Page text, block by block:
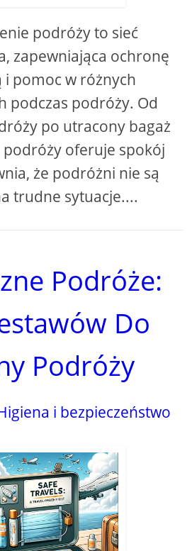
podróży to sieć
zapewniająca ochronę
i pomoc w różnych
podczas podróży. Od
po utracony bagaż
podróży oferuje spokój
że ​​podróżni nie są
trudne sytuacje....
Podróże:
Do
Podróży
i bezpieczeństwo